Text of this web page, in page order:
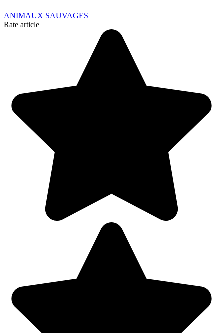
ANIMAUX SAUVAGES
Rate article